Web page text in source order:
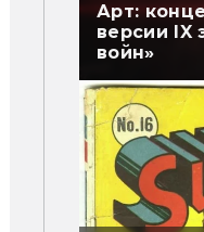
Арт:
версии IX
войн»